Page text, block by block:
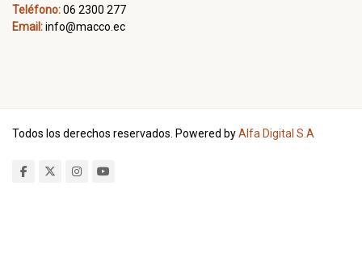
Teléfono:06 2300 277
Email:info@macco.ec
Todos los derechos reservados. Powered byAlfa Digital S.A